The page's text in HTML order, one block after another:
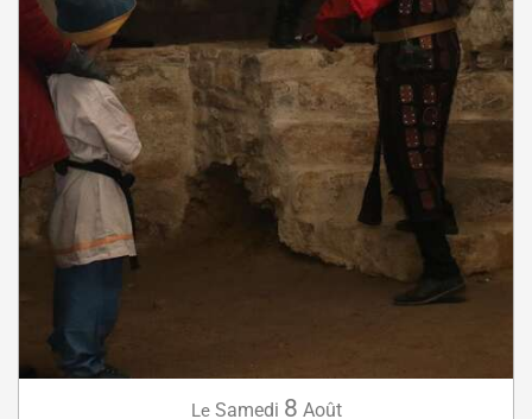
Le Samedi 8 Août